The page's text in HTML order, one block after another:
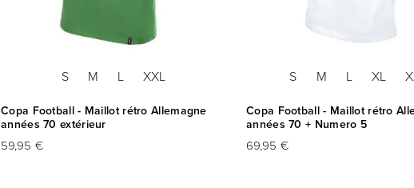
S M L XXL
Copa Football - Maillot rétro Allemagne
années 70 extérieur
59,95 €
S M L XL
Copa Football - Maillot rétro
années 70 + Numero 5
69,95 €